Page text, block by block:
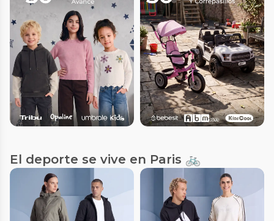
El deporte se vive en Paris 🚲